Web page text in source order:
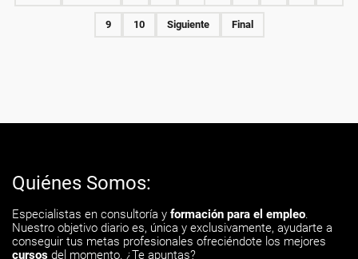
9 10 Siguiente Final
Quiénes Somos:
Especialistas en consultoría y formación para el empleo.
Nuestro objetivo diario es, única y exclusivamente, ayudarte a
conseguir tus metas profesionales ofreciéndote los mejores
cursos del momento. ¿Te apuntas?